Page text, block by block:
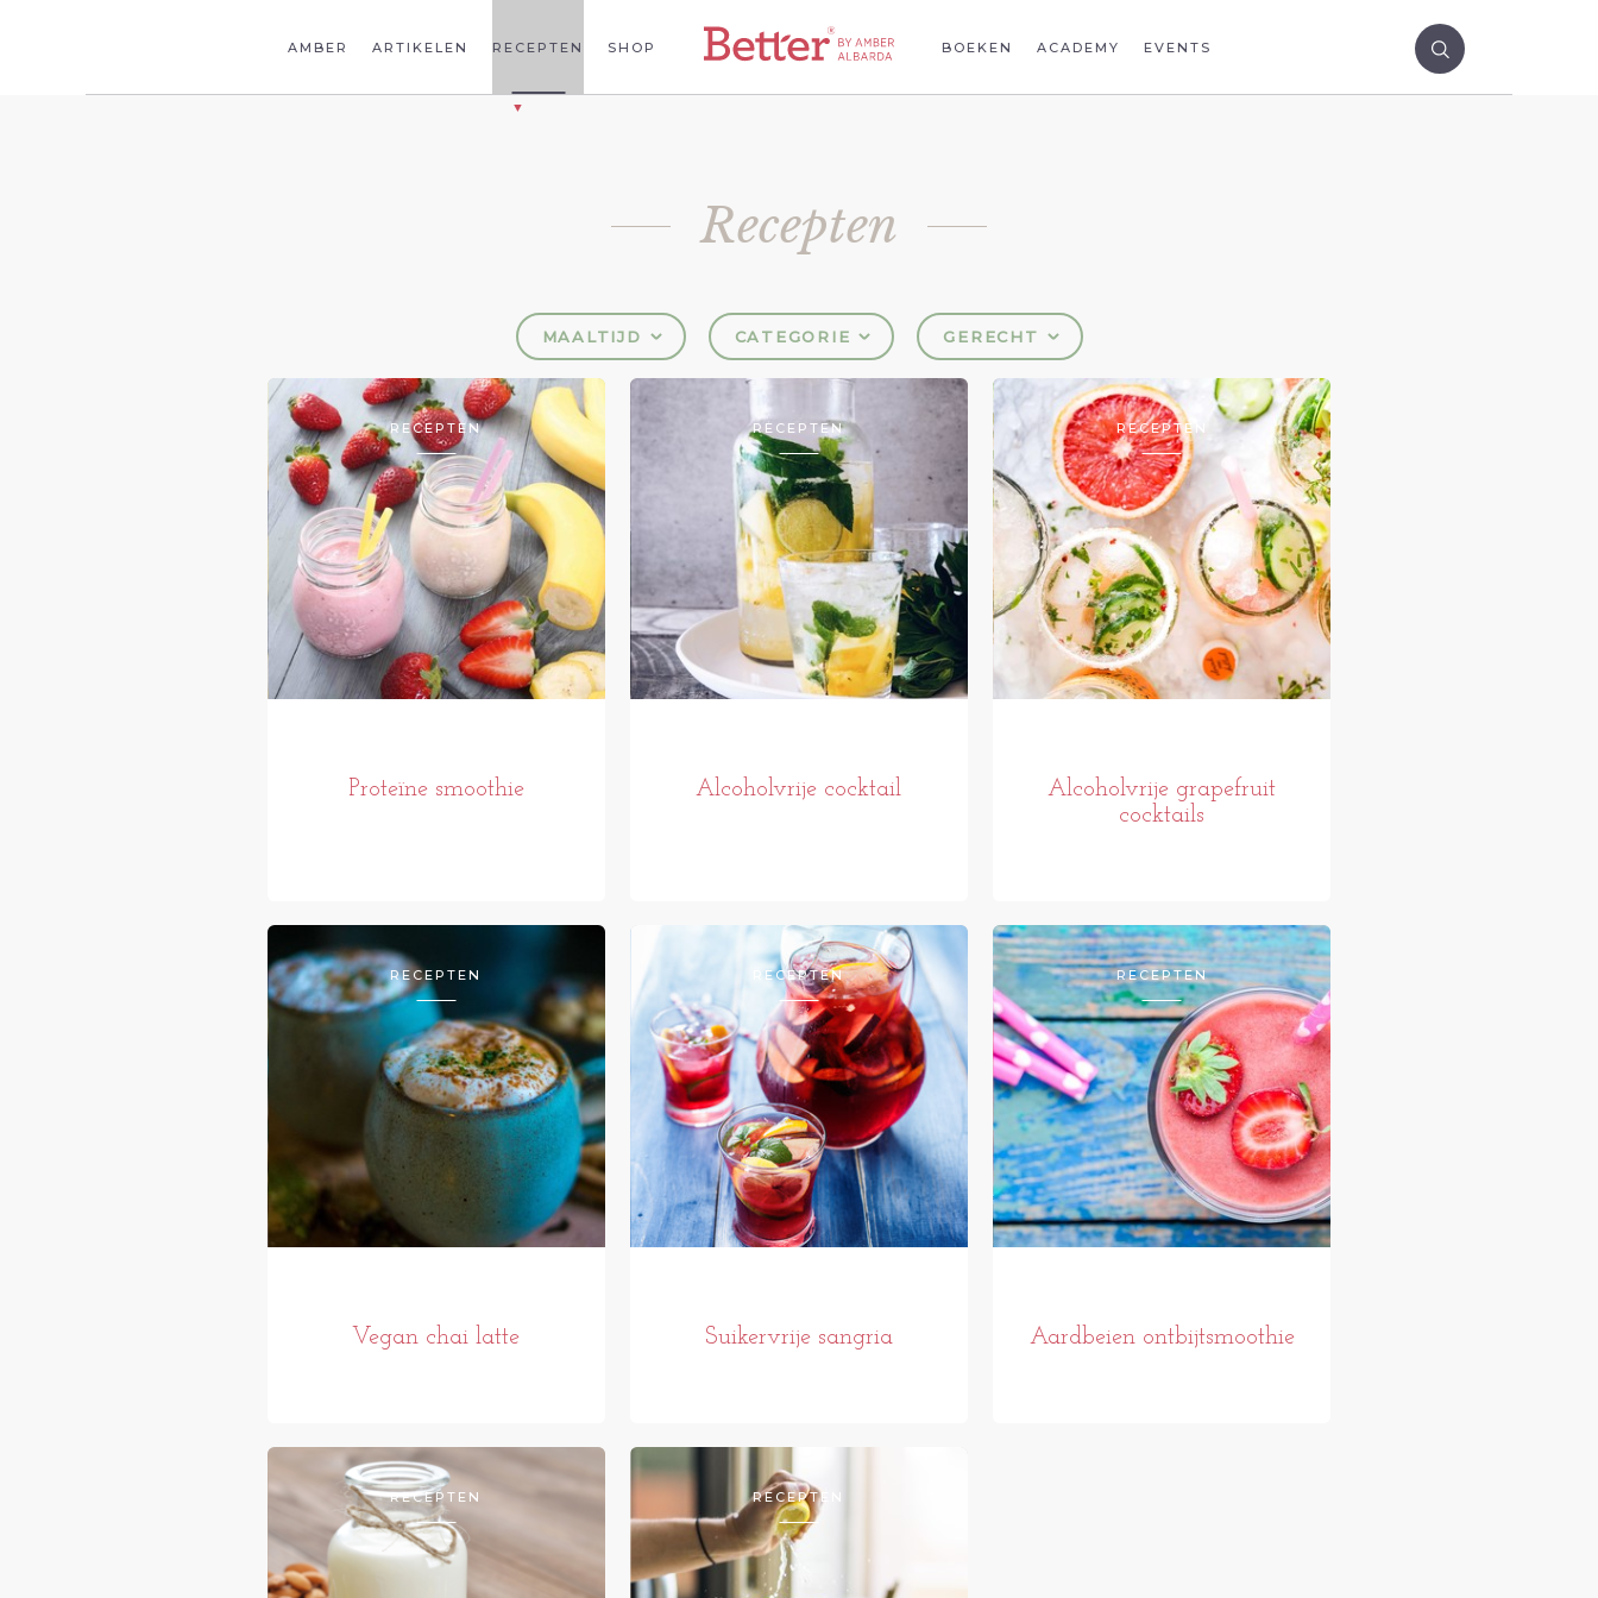
AMBER ARTIKELEN RECEPTEN SHOP BOEKEN ACADEMY EVENTS
Recepten
MAALTIJD CATEGORIE GERECHT
RECEPTEN
Proteïne smoothie
RECEPTEN
Alcoholvrije cocktail
RECEPTEN
Alcoholvrije grapefruit
cocktails
RECEPTEN
Vegan chai latte
RECEPTEN
Suikervrije sangria
RECEPTEN
Aardbeien ontbijtsmoothie
RECEPTEN RECEPTEN